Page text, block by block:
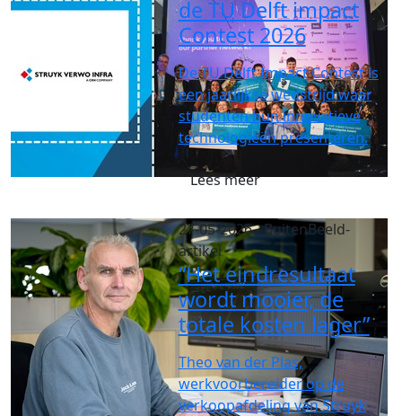
de TU Delft impact
Contest 2026
De TU Delft Impact Contest is
een jaarlijkse wedstrijd waar
studenten hun innovatieve
technologieën presenteren.
Lees meer
27-05-2026- BuitenBeeld-
artikel
“Het eindresultaat
wordt mooier, de
totale kosten lager”
Theo van der Plas,
werkvoorbereider op de
verkoopafdeling van Struyk